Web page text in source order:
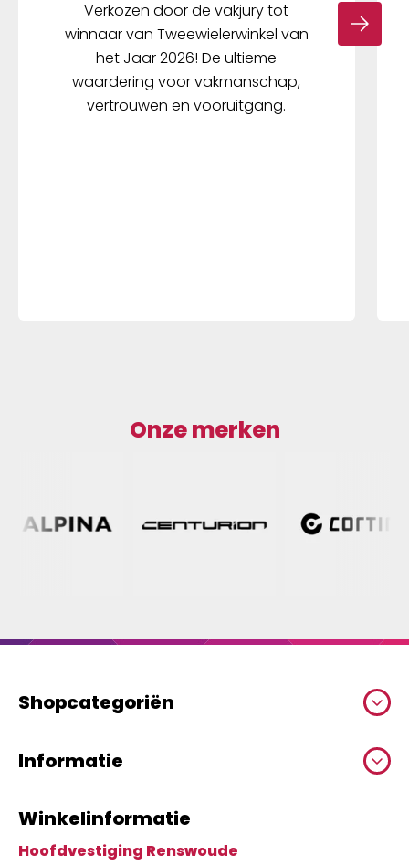
Verkozen door de vakjury tot
winnaar van Tweewielerwinkel van
het Jaar 2026! De ultieme
waardering voor vakmanschap,
vertrouwen en vooruitgang.
Onze merken
Shopcategoriën
Informatie
Winkelinformatie
Hoofdvestiging Renswoude